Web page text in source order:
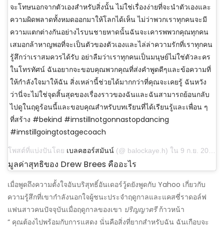
จะโทษนอกจากตัวเองสำหรับสิ่งนั้น ไม่ใช่เรื่องง่ายที่จะนำตัวเองและ
ความผิดพลาดทั้งหมดออกมาให้โลกได้เห็น ไม่ว่าพวกเราทุกคนจะมี
ความแตกต่างกันอย่างไรบนชายหาดนั้นฉันจะเคารพพวกคุณทุกคน
เสมอกล้าหาญพอที่จะเป็นตัวของตัวเองและไล่ล่าความรักที่เราทุกคน
รู้สึกว่าเราสมควรได้รับ อย่าลืมว่าเราทุกคนเป็นมนุษย์ไม่ใช่ตัวละคร
ในโทรทัศน์ ฉันอยากจะขอบคุณพวกคุณที่ส่งคำพูดดีๆและข้อความที่
ให้กำลังใจมาให้ฉัน สิ่งเหล่านี้ช่วยได้มากกว่าที่คุณจะเคยรู้ ฉันหวัง
ว่านี่จะไม่ใช่จุดสิ้นสุดของเรื่องราวของฉันและฉันสามารถย้อนกลับ
ไปดูในฤดูร้อนนี้และขอบคุณสำหรับบทเรียนที่ได้เรียนรู้และเพื่อน ๆ
ที่สร้าง #bekind #imstillnotgonnastopdancing
#imstillgoingtostagecoach
โพสต์ที่แบ่งปันโดย เบลคฮอร์สมันน์ (@ balockaye.h) ใน 9 ก.ย. 2019 เวลา 18:38 น. PDT
มูลค่าสุทธิของ Drew Brees คืออะไร
เมื่อพูดถึงความตั้งใจอันบริสุทธิ์อันเดอร์วู้ดยังพูดกับ Yahoo เกี่ยวกับ
ความรู้สึกที่เขากำลังนอกใจผู้ชนะประจำฤดูกาลและแคสซี่ราดอล์ฟ
แฟนสาวคนปัจจุบันเมื่อฤดูกาลของเขา ปริญญาตรีก้าวหน้า
“ คุณต้องไปพร้อมกับการแสดง นั่นคือสิ่งที่ยากสำหรับฉัน ฉันเกือบจะ